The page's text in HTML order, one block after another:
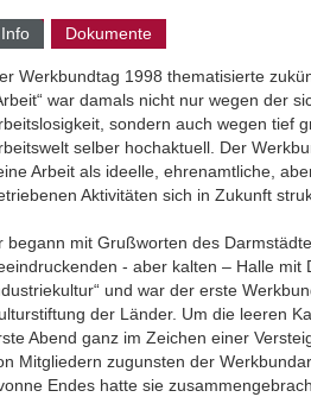
Info Dokumente
Werkbundtag 1998 thematisierte
war damals nicht nur wegen der
sondern auch wegen tief
selber hochaktuell. Der
Arbeit als ideelle, ehrenamtliche,
Aktivitäten sich in Zukunft
begann mit Grußworten des
- aber kalten – Halle mit
und war der erste
der Länder. Um die leeren
Abend ganz im Zeichen einer
Mitgliedern zugunsten der
Endes hatte sie